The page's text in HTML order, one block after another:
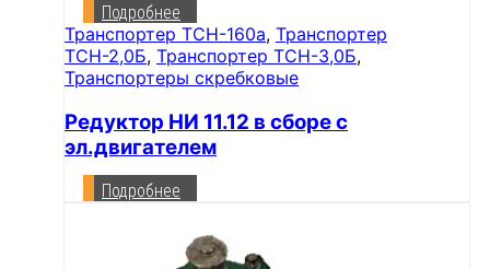
Подробнее
Транспортер ТСН-160а, Транспортер
ТСН-2,0Б, Транспортер ТСН-3,0Б,
Транспортеры скребковые
Редуктор НИ 11.12 в сборе с
эл.двигателем
Подробнее